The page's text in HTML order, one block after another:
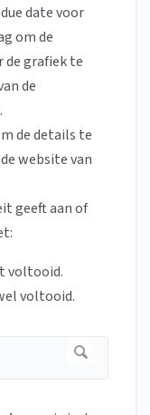
date voor
om de
de grafiek te
de
de details te
website van
geeft aan of
voltooid.
voltooid.